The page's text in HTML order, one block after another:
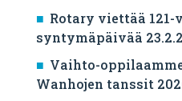
Rotary viettää 121-
syntymäpäivää
Vaihto-
Wanhojen tanssit